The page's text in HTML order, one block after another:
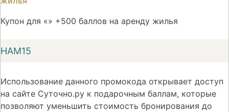
Купон для «» +500 баллов на аренду жилья
НАМ15
Использование данного промокода открывает доступ
на сайте Суточно.ру к подарочным баллам, которые
позволяют уменьшить стоимость бронирования до